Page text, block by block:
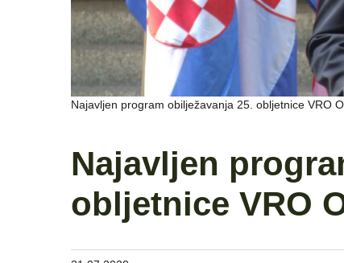
Najavljen program obilježavanja 25. obljetnice VRO
Najavljen
obljetnice VRO